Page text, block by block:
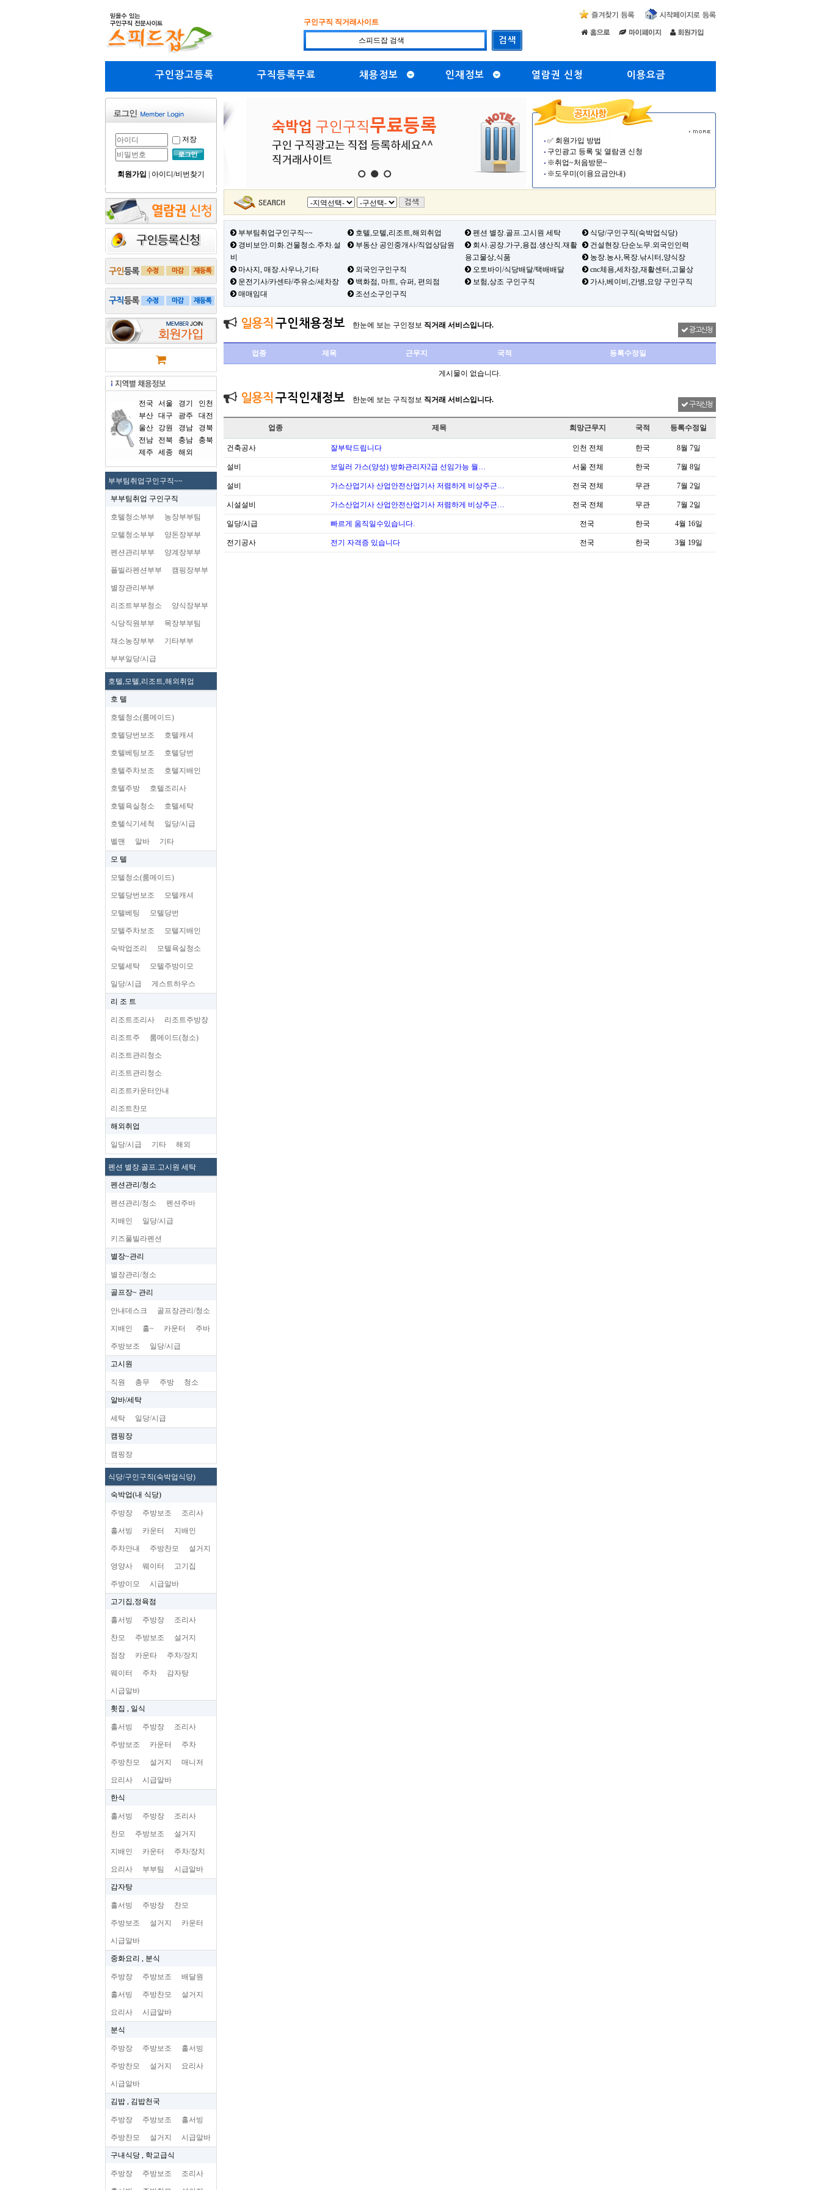
구인구직 직거래사이트
구인광고등록 구직등록무료 채용정보 인재정보 열람권 신청 이용요금
저장
회원가입 아이디/비번찾기
전국 서울 경기
인천
부산 대구 광주
대전
울산
강원 경남
경북
전남
전북 충남
충북
제주
세종 해외
부부팀취업구인구직~~
부부팀취업 구인구직
호텔청소부부 농장부부팀
모텔청소부부 양돈장부부
펜션관리부부 양계장부부
플빌라펜션부부 캠핑장부부
별장관리부부
리조트부부청소 양식장부부
식당직원부부 목장부부팀
채소농장부부 기타부부
부부일당/시급
호텔,모텔,리조트,해외취업
호 텔
호텔청소(룸메이드)
호텔당번보조 호텔캐셔
호텔베팅보조 호텔당번
호텔주차보조 호텔지배인
호텔주방 호텔조리사
호텔욕실청소 호텔세탁
호텔식기세척 일당/시급
벨맨 알바 기타
모 텔
모텔청소(룸메이드)
모텔당번보조 모텔캐셔
모텔베팅 모텔당번
모텔주차보조 모텔지배인
숙박업조리 모텔욕실청소
모텔세탁 모텔주방이모
일당/시급 게스트하우스
리 조 트
리조트조리사 리조트주방장
리조트주 룸메이드(청소)
리조트관리청소
리조트관리청소
리조트카운터안내
리조트찬모
해외취업
일당/시급 기타 해외
펜션 별장.골프.고시원 세탁
펜션관리/청소
펜션관리/청소 펜션주바
지배인 일당/시급
키즈풀빌라펜션
별장~관리
별장관리/청소
골프장~ 관리
안내데스크 골프장관리/청소
지배인 홀~ 카운터 주바
주방보조 일당/시급
고시원
직원 총무 주방 청소
알바/세탁
세탁 일당/시급
캠핑장
캠핑장
식당/구인구직(숙박업식당)
숙박업(내 식당)
주방장 주방보조 조리사
홀서빙 카운터 지배인
주차안내 주방찬모 설거지
영양사 웨이터 고기집
주방이모 시급알바
고기집,정육점
홀서빙 주방장 조리사
찬모 주방보조 설거지
점장 카운타 주차/장치
웨이터 주차 감자탕
시급알바
횟집 , 일식
홀서빙 주방장 조리사
주방보조 카운터 주차
주방찬모 설거지 매니저
요리사 시급알바
한식
홀서빙 주방장 조리사
찬모 주방보조 설거지
지배인 카운터 주차/장치
요리사 부부팀 시급알바
감자탕
홀서빙 주방장 찬모
주방보조 설거지 카운터
시급알바
중화요리 , 분식
주방장 주방보조 배달원
홀서빙 주방찬모 설거지
요리사 시급알바
분식
주방장 주방보조 홀서빙
주방찬모 설거지 요리사
시급알바
김밥 , 김밥천국
주방장 주방보조 홀서빙
주방찬모 설거지 시급알바
구내식당 , 학교급식
주방장 주방보조 조리사
✅ 회원가입 방법
구인광고 등록 및 열람권 신청
※취업~처음방문~
※도우미(이용요금안내)
부부팀취업구인구직~~ 호텔,모텔,리조트,해외취업 펜션 별장.골프.고시원 세탁
식당/구인구직(숙박업식당)
경비보안.미화.건물청소.주차.설
비
부동산 공인중개사/직업상담원
회사.공장.가구,용접.생산직.재활
용고물상,식품
건설현장.단순노무.외국인인력
농장.농사,목장.낚시터,양식장
마사지, 매장.사우나,기타
외국인구인구직 오토바이/식당배달/택배배달
cnc체용,세차장,재활센터,고물상
운전기사/카센타/주유소/세차장
백화점, 마트, 슈퍼, 편의점 보험,상조 구인구직
가사,베이비,간병,요양 구인구직
매매임대
조선소구인구직
일용직 구인채용정보 한눈에 보는 구인정보 직거래 서비스입니다.
광고신청
업종 제목 근무지 국적 등록수정일
게시물이 없습니다.
일용직 구직인재정보 한눈에 보는 구직정보 직거래 서비스입니다.
구직신청
업종 제목 희망근무지 국적 등록수정일
건축공사 잘부탁드립니다 인천 전체 한국 8월 7일
설비 보일러 가스(양성) 방화관리자2급 선임가능 월… 서울 전체 한국 7월 8일
설비 가스산업기사 산업안전산업기사 저렴하게 비상주근… 전국 전체 무관 7월 2일
시설설비 가스산업기사 산업안전산업기사 저렴하게 비상주근… 전국 전체 무관 7월 2일
일당/시급 빠르게 움직일수있습니다. 전국 한국 4월 16일
전기공사 전기 자격증 있습니다 전국 한국 3월 19일